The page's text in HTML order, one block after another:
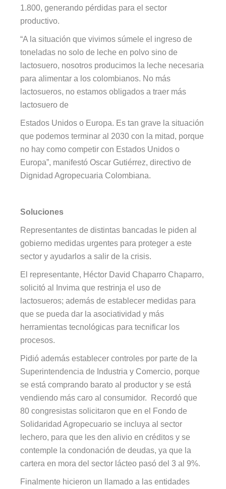
1.800, generando pérdidas para el sector
productivo.
“A la situación que vivimos súmele el ingreso de
toneladas no solo de leche en polvo sino de
lactosuero, nosotros producimos la leche necesaria
para alimentar a los colombianos. No más
lactosueros, no estamos obligados a traer más
lactosuero de
Estados Unidos o Europa. Es tan grave la situación
que podemos terminar al 2030 con la mitad, porque
no hay como competir con Estados Unidos o
Europa”, manifestó Oscar Gutiérrez, directivo de
Dignidad Agropecuaria Colombiana.
Soluciones
Representantes de distintas bancadas le piden al
gobierno medidas urgentes para proteger a este
sector y ayudarlos a salir de la crisis.
El representante, Héctor David Chaparro Chaparro,
solicitó al Invima que restrinja el uso de
lactosueros; además de establecer medidas para
que se pueda dar la asociatividad y más
herramientas tecnológicas para tecnificar los
procesos.
Pidió además establecer controles por parte de la
Superintendencia de Industria y Comercio, porque
se está comprando barato al productor y se está
vendiendo más caro al consumidor. Recordó que
80 congresistas solicitaron que en el Fondo de
Solidaridad Agropecuario se incluya al sector
lechero, para que les den alivio en créditos y se
contemple la condonación de deudas, ya que la
cartera en mora del sector lácteo pasó del 3 al 9%.
Finalmente hicieron un llamado a las entidades